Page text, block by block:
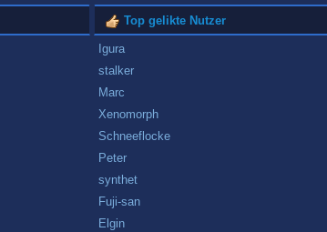
Top gelikte Nutzer
Igura
stalker
Marc
Xenomorph
Schneeflocke
Peter
synthet
Fuji-san
Elgin